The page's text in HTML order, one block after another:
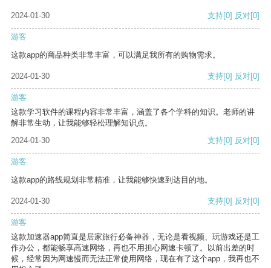
2024-01-30 支持[0] 反对[0]
游客
这款app的商品种类非常丰富，可以满足我所有的购物需求。
2024-01-30 支持[0] 反对[0]
游客
这款学习软件的课程内容非常丰富，涵盖了各个学科的知识。老师的讲
解非常生动，让我能够轻松理解知识点。
2024-01-30
支持[0] 反对[0]
游客
这款app的路线规划非常精准，让我能够快速到达目的地。
2024-01-30 支持[0] 反对[0]
游客
这款加速器app简直是居家旅行必备神器，无论是看视频、玩游戏还是工
作办公，都能畅享高速网络，再也不用担心网速卡顿了。以前出差的时
候，经常因为网速慢而无法正常使用网络，现在有了这个app，我再也不